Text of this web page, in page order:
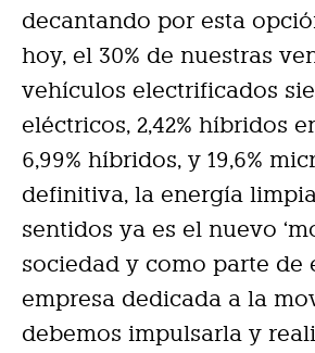
decantando por esta
hoy, el 30% de nuestras
vehículos electrificados
eléctricos, 2,42% híbridos
6,99% híbridos, y 19,6%
definitiva, la energía
sentidos ya es el nuevo
sociedad y como parte de
empresa dedicada a la
debemos impulsarla y